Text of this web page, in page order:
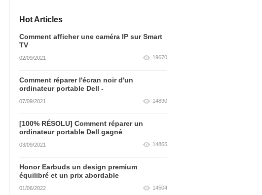
Hot Articles
Comment afficher une caméra IP sur Smart
TV
02/09/2021 19670
Comment réparer l'écran noir d'un
ordinateur portable Dell -
07/09/2021 14890
[100% RÉSOLU] Comment réparer un
ordinateur portable Dell gagné
03/09/2021 14865
Honor Earbuds un design premium
équilibré et un prix abordable
01/06/2022 14504